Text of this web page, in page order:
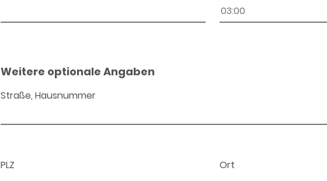
Weitere optionale Angaben
Straße, Hausnummer
PLZ Ort